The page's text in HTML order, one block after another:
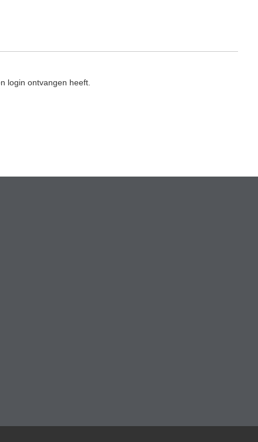
login ontvangen heeft.